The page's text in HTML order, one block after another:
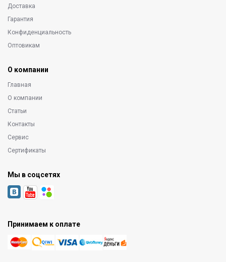
Доставка
Гарантия
Конфиденциальность
Оптовикам
О компании
Главная
О компании
Статьи
Контакты
Сервис
Сертификаты
Мы в соцсетях
Принимаем к оплате